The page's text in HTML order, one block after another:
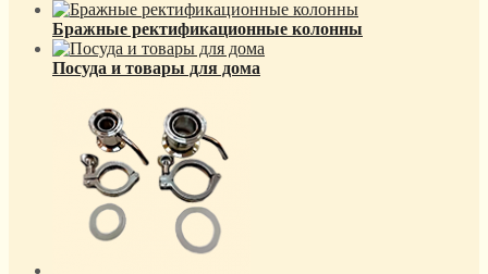
Бражные ректификационные колонны
Посуда и товары для дома